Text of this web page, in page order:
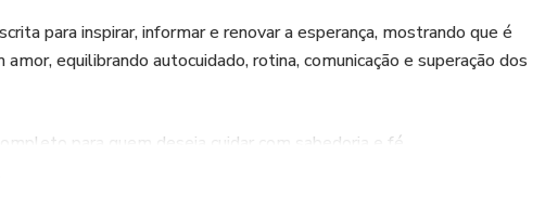
para inspirar, informar e renovar a esperança, mostrando que é
amor, equilibrando autocuidado, rotina, comunicação e superação dos
para quem deseja cuidar com sabedoria e fé.